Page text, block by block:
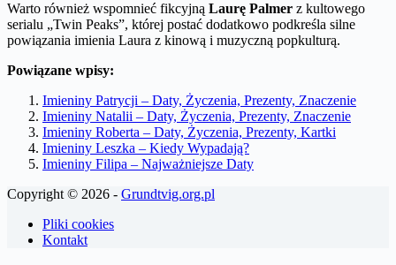
Warto również wspomnieć fikcyjną Laurę Palmer z kultowego
serialu „Twin Peaks”, której postać dodatkowo podkreśla silne
powiązania imienia Laura z kinową i muzyczną popkulturą.
Powiązane wpisy:
Imieniny Patrycji – Daty, Życzenia, Prezenty, Znaczenie
Imieniny Natalii – Daty, Życzenia, Prezenty, Znaczenie
Imieniny Roberta – Daty, Życzenia, Prezenty, Kartki
Imieniny Leszka – Kiedy Wypadają?
Imieniny Filipa – Najważniejsze Daty
Copyright © 2026 - Grundtvig.org.pl
Pliki cookies
Kontakt